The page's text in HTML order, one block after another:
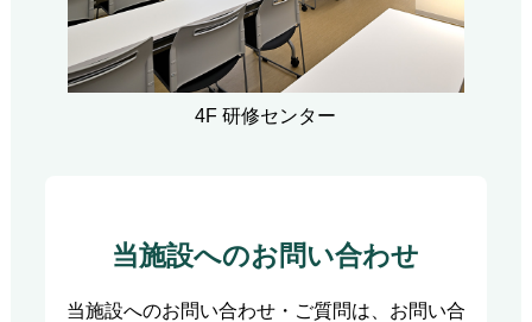
4F 研修センター
当施設へのお問い合わせ
当施設へのお問い合わせ・ご質問は、お問い合